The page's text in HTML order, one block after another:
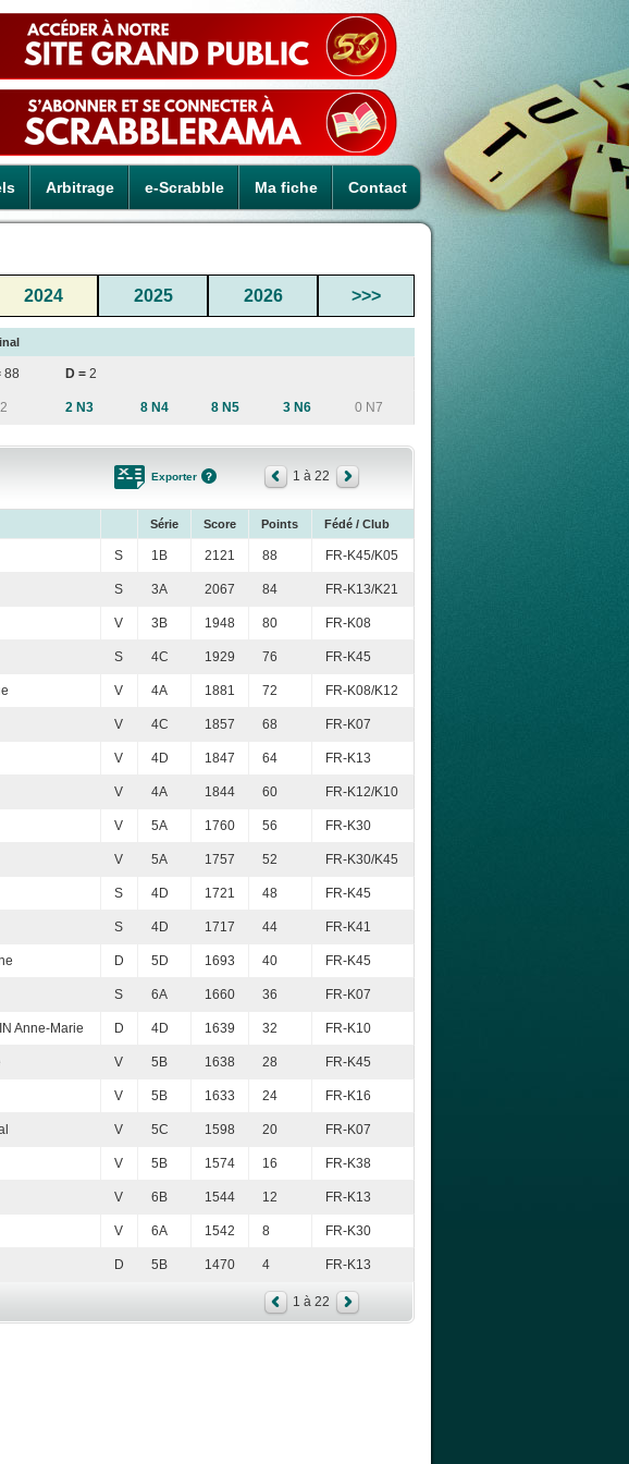
Arbitrage e-Scrabble Ma fiche Contact
2024 2025 2026 >>>
88 D = 2
2 N3 8 N4 8 N5 3 N6 0 N7
Exporter 1 à 22
Série Score Points Fédé / Club
S 1B 2121 88 FR-K45/K05
S 3A 2067 84 FR-K13/K21
V 3B 1948 80 FR-K08
S 4C 1929 76 FR-K45
V 4A 1881 72 FR-K08/K12
V 4C 1857 68 FR-K07
V 4D 1847 64 FR-K13
V 4A 1844 60 FR-K12/K10
V 5A 1760 56 FR-K30
V 5A 1757 52 FR-K30/K45
S 4D 1721 48 FR-K45
S 4D 1717 44 FR-K41
D 5D 1693 40 FR-K45
S 6A 1660 36 FR-K07
Anne-Marie D 4D 1639 32 FR-K10
V 5B 1638 28 FR-K45
V 5B 1633 24 FR-K16
V 5C 1598 20 FR-K07
V 5B 1574 16 FR-K38
V 6B 1544 12 FR-K13
V 6A 1542 8 FR-K30
D 5B 1470 4 FR-K13
1 à 22